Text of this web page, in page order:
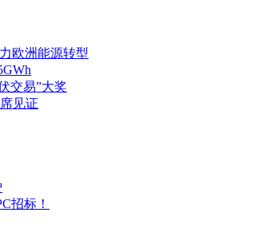
欧洲能源转型
交易”大奖
见证
招标！